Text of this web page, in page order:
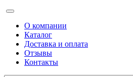
О компании
Каталог
Доставка и оплата
Отзывы
Контакты